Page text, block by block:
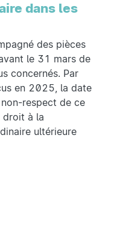
dans les
des pièces
le 31 mars de
concernés. Par
en 2025, la date
respect de ce
droit à la
ultérieure